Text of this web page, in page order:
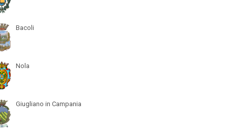
Bacoli
Nola
Giugliano in Campania